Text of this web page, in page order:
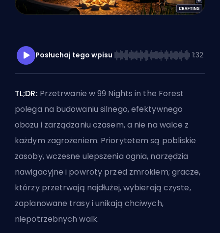
Posłuchaj tego wpisu 1:32
TL;DR: Przetrwanie w 99 Nights in the Forest
polega na budowaniu silnego, efektywnego
obozu i zarządzaniu czasem, a nie na walce z
każdym zagrożeniem. Priorytetem są pobliskie
zasoby, wczesne ulepszenia ognia, narzędzia
nawigacyjne i powroty przed zmrokiem; gracze,
którzy przetrwają najdłużej, wybierają czyste,
zaplanowane trasy i unikają chciwych,
niepotrzebnych walk.